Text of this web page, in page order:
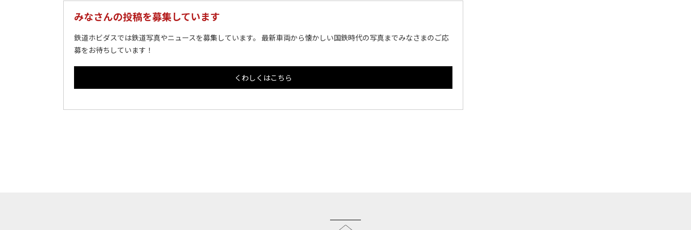
みなさんの投稿を募集しています
鉄道ホビダスでは鉄道写真やニュースを募集しています。 最新車両から懐かしい国鉄時代の写真までみなさまのご応
募をお待ちしています！
くわしくはこちら